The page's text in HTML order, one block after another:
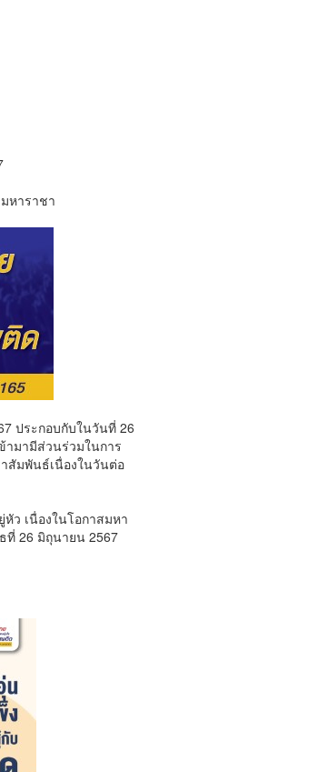
หาราชา
ประกอบกับในวันที่ 26
ามามีส่วนร่วมในการ
สัมพันธ์เนื่องในวันต่อ
ว เนื่องในโอกาสมหา
ที่ 26 มิถุนายน 2567